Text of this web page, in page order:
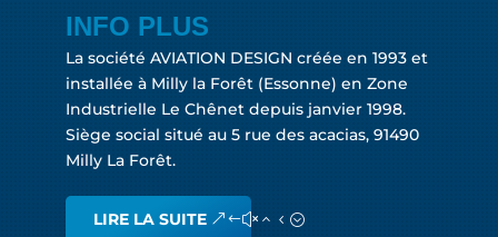
INFO PLUS
La société AVIATION DESIGN créée en 1993 et
installée à Milly la Forêt (Essonne) en Zone
Industrielle Le Chênet depuis janvier 1998.
Siège social situé au 5 rue des acacias, 91490
Milly La Forêt.
LIRE LA SUITE